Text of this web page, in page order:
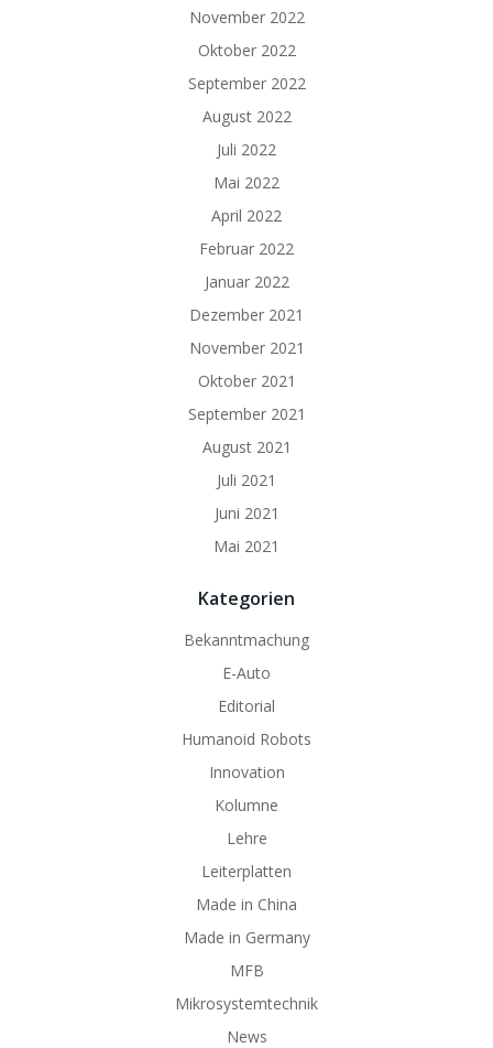
November 2022
Oktober 2022
September 2022
August 2022
Juli 2022
Mai 2022
April 2022
Februar 2022
Januar 2022
Dezember 2021
November 2021
Oktober 2021
September 2021
August 2021
Juli 2021
Juni 2021
Mai 2021
Kategorien
Bekanntmachung
E-Auto
Editorial
Humanoid Robots
Innovation
Kolumne
Lehre
Leiterplatten
Made in China
Made in Germany
MFB
Mikrosystemtechnik
News